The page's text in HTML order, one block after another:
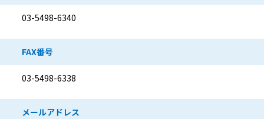
03-5498-6340
FAX番号
03-5498-6338
メールアドレス